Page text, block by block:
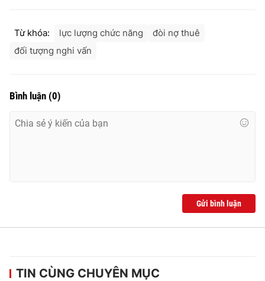
Từ khóa: lực lượng chức năng
đòi nợ thuê
đối tượng nghi vấn
Bình luận (0)
Gửi bình luận
TIN CÙNG CHUYÊN MỤC